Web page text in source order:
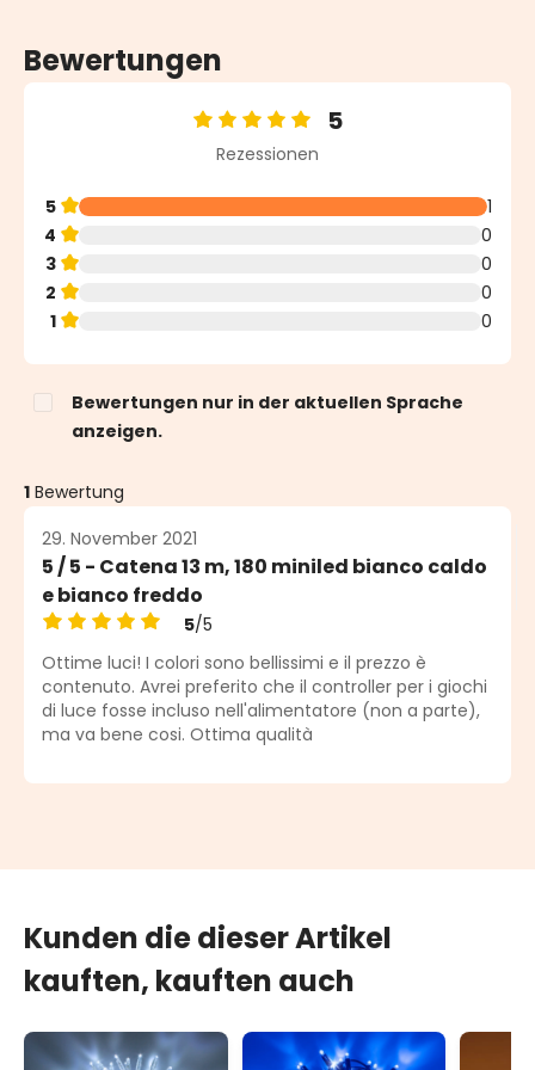
Bewertungen
Durchschnittliche Bewertung von 5 von 5 Sternen
5
Rezessionen
5
1
4
0
3
0
2
0
1
0
Bewertungen nur in der aktuellen Sprache
anzeigen.
1 Bewertung
29. November 2021
5 / 5 - Catena 13 m, 180 miniled bianco caldo
e bianco freddo
Durchschnittliche Bewertung von 5 von 5 Sternen
5/5
Ottime luci! I colori sono bellissimi e il prezzo è
contenuto. Avrei preferito che il controller per i giochi
di luce fosse incluso nell'alimentatore (non a parte),
ma va bene cosi. Ottima qualità
Kunden die dieser Artikel
kauften, kauften auch